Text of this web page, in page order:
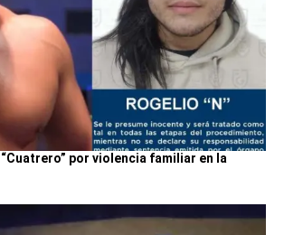
por violencia familiar en la